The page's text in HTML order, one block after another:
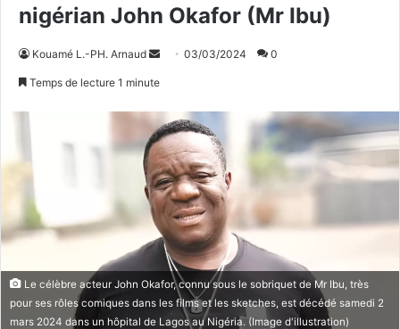
nigérian John Okafor (Mr Ibu)
Kouamé L.-PH. Arnaud
y
e
r
u
n
c
u
r
03/03/2024 0
Temps de lecture 1 minute
Le célèbre acteur John Okafor, connu sous le sobriquet de Mr Ibu, très
pour ses rôles comiques dans les films et les sketches, est décédé samedi 2
mars 2024 dans un hôpital de Lagos au Nigéria. (Image d'illustration)